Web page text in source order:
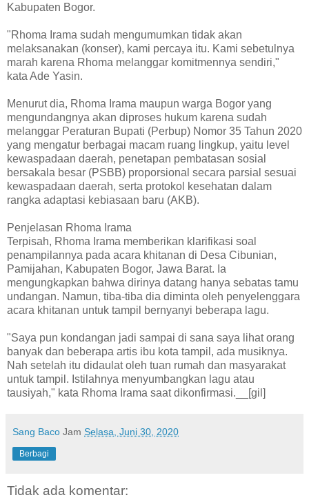
Kabupaten Bogor.
"Rhoma Irama sudah mengumumkan tidak akan
melaksanakan (konser), kami percaya itu. Kami sebetulnya
marah karena Rhoma melanggar komitmennya sendiri,"
kata Ade Yasin.
Menurut dia, Rhoma Irama maupun warga Bogor yang
mengundangnya akan diproses hukum karena sudah
melanggar Peraturan Bupati (Perbup) Nomor 35 Tahun 2020
yang mengatur berbagai macam ruang lingkup, yaitu level
kewaspadaan daerah, penetapan pembatasan sosial
bersakala besar (PSBB) proporsional secara parsial sesuai
kewaspadaan daerah, serta protokol kesehatan dalam
rangka adaptasi kebiasaan baru (AKB).
Penjelasan Rhoma Irama
Terpisah, Rhoma Irama memberikan klarifikasi soal
penampilannya pada acara khitanan di Desa Cibunian,
Pamijahan, Kabupaten Bogor, Jawa Barat. Ia
mengungkapkan bahwa dirinya datang hanya sebatas tamu
undangan. Namun, tiba-tiba dia diminta oleh penyelenggara
acara khitanan untuk tampil bernyanyi beberapa lagu.
"Saya pun kondangan jadi sampai di sana saya lihat orang
banyak dan beberapa artis ibu kota tampil, ada musiknya.
Nah setelah itu didaulat oleh tuan rumah dan masyarakat
untuk tampil. Istilahnya menyumbangkan lagu atau
tausiyah," kata Rhoma Irama saat dikonfirmasi.__[gil]
Sang Baco Jam Selasa, Juni 30, 2020
Berbagi
Tidak ada komentar: